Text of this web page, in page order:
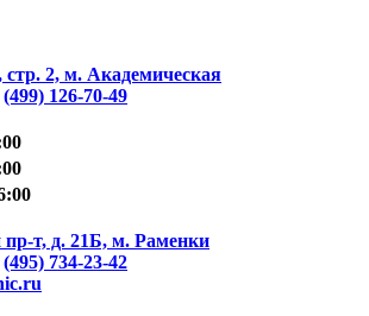
стр. 2, м. Академическая
(499) 126-70-49
т, д. 21Б, м. Раменки
(495) 734-23-42